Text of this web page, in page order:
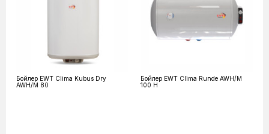
Бойлер EWT Clima Kubus Dry
AWH/M 80
Бойлер EWT Clima Runde AWH/M
100 H